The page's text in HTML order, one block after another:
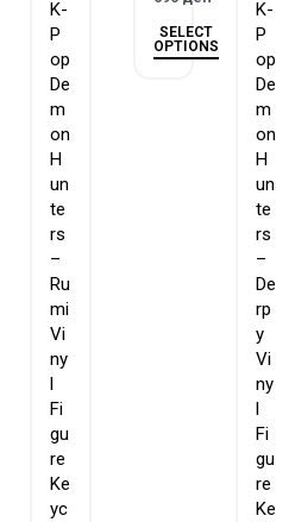
K-
P
op
De
m
on
H
un
te
rs
–
Ru
mi
Vi
ny
l
Fi
gu
re
Ke
yc
SELECT
OPTIONS
K-
P
op
De
m
on
H
un
te
rs
–
De
rp
y
Vi
ny
l
Fi
gu
re
Ke